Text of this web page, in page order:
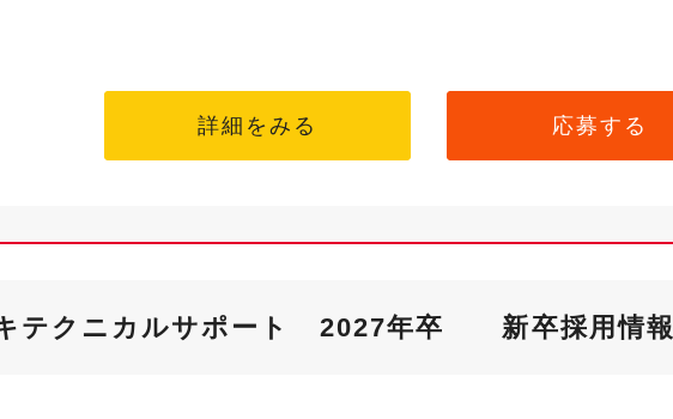
詳細をみる 応募する
テクニカルサポート 2027年卒 新卒採用情報